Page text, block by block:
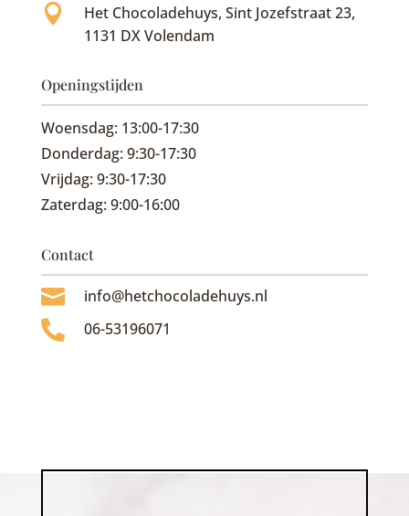

Het Chocoladehuys, Sint Jozefstraat 23,
1131 DX Volendam
Openingstijden
Woensdag: 13:00-17:30
Donderdag: 9:30-17:30
Vrijdag: 9:30-17:30
Zaterdag: 9:00-16:00
Contact
 info@hetchocoladehuys.nl
 06-53196071